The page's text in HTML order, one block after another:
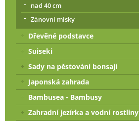
nad 40 cm
Zánovní misky
Dřevěné podstavce
Suiseki
Sady na pěstování bonsají
Japonská zahrada
Bambusea - Bambusy
Zahradní jezírka a vodní rostliny